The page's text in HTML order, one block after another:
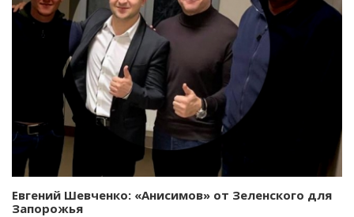
Евгений Шевченко: «Анисимов» от Зеленского для
Запорожья